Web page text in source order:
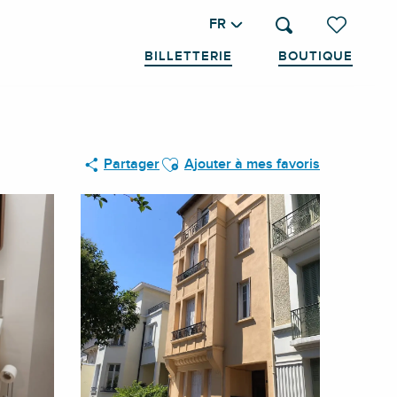
Voir les
Recherche
FR
BILLETTERIE BOUTIQUE
PartagerAjouter aux favoris
Ajouter à mes favoris